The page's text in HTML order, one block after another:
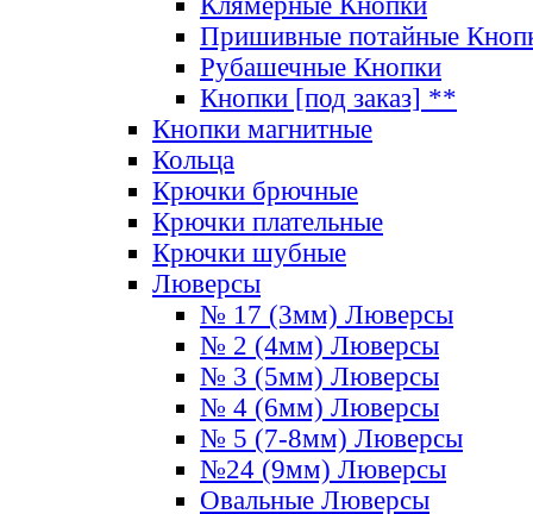
Пришивные потайные
Рубашечные Кнопки
Кнопки [под заказ] **
Кнопки магнитные
Кольца
Крючки брючные
Крючки плательные
Крючки шубные
Люверсы
№ 17 (3мм) Люверсы
№ 2 (4мм) Люверсы
№ 3 (5мм) Люверсы
№ 4 (6мм) Люверсы
№ 5 (7-8мм) Люверсы
№24 (9мм) Люверсы
Овальные Люверсы